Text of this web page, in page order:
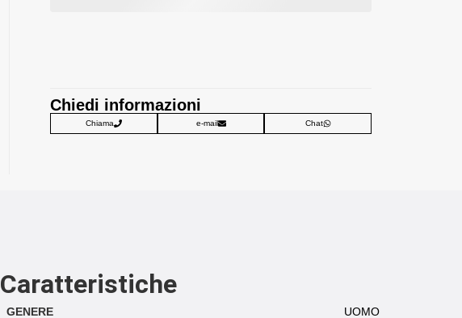
Chiedi informazioni
Chiama e-mail Chat
Caratteristiche
GENERE UOMO